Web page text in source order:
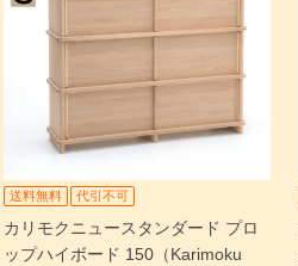
送料無料 代引不可
カリモクニュースタンダード プロ
ップハイボード 150（Karimoku